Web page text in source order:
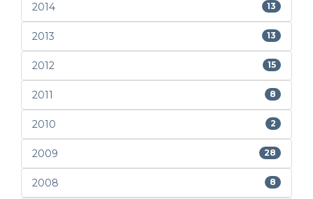
2014 13
2013 13
2012 15
2011 8
2010 2
2009 28
2008 8